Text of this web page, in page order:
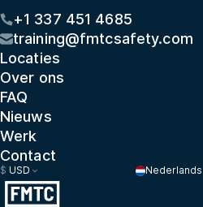
+1 337 451 4685
training@fmtcsafety.com
Locaties
Over ons
FAQ
Nieuws
Werk
Contact
$ USD Nederlands